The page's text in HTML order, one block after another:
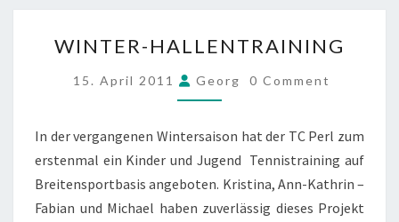
HALLENTRAINING
WINTER-HALLENTRAINING
15. April 2011 Georg COMMENTS
0 Comment
In der vergangenen Wintersaison hat der TC Perl zum
erstenmal ein Kinder und Jugend Tennistraining auf
Breitensportbasis angeboten. Kristina, Ann-Kathrin –
Fabian und Michael haben zuverlässig dieses Projekt